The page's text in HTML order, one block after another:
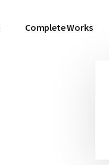
Complete Works